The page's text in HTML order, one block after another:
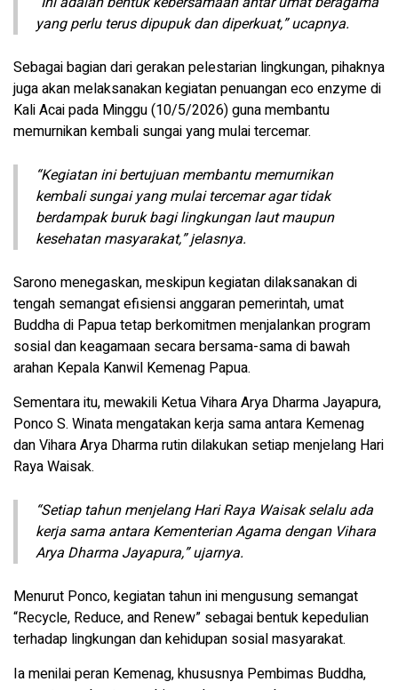
yang perlu terus dipupuk dan diperkuat,” ucapnya.
Sebagai bagian dari gerakan pelestarian lingkungan, pihaknya
juga akan melaksanakan kegiatan penuangan eco enzyme di
Kali Acai pada Minggu (10/5/2026) guna membantu
memurnikan kembali sungai yang mulai tercemar.
“Kegiatan ini bertujuan membantu memurnikan
kembali sungai yang mulai tercemar agar tidak
berdampak buruk bagi lingkungan laut maupun
kesehatan masyarakat,” jelasnya.
Sarono menegaskan, meskipun kegiatan dilaksanakan di
tengah semangat efisiensi anggaran pemerintah, umat
Buddha di Papua tetap berkomitmen menjalankan program
sosial dan keagamaan secara bersama-sama di bawah
arahan Kepala Kanwil Kemenag Papua.
Sementara itu, mewakili Ketua Vihara Arya Dharma Jayapura,
Ponco S. Winata mengatakan kerja sama antara Kemenag
dan Vihara Arya Dharma rutin dilakukan setiap menjelang Hari
Raya Waisak.
“Setiap tahun menjelang Hari Raya Waisak selalu ada
kerja sama antara Kementerian Agama dengan Vihara
Arya Dharma Jayapura,” ujarnya.
Menurut Ponco, kegiatan tahun ini mengusung semangat
“Recycle, Reduce, and Renew” sebagai bentuk kepedulian
terhadap lingkungan dan kehidupan sosial masyarakat.
Ia menilai peran Kemenag, khususnya Pembimas Buddha,